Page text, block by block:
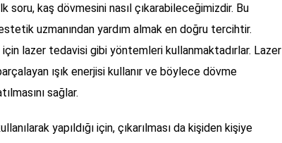
soru, kaş dövmesini nasıl çıkarabileceğimizdir. Bu
uzmanından yardım almak en doğru tercihtir.
için lazer tedavisi gibi yöntemleri kullanmaktadırlar. Lazer
ışık enerjisi kullanır ve böylece dövme
sağlar.
yapıldığı için, çıkarılması da kişiden kişiye